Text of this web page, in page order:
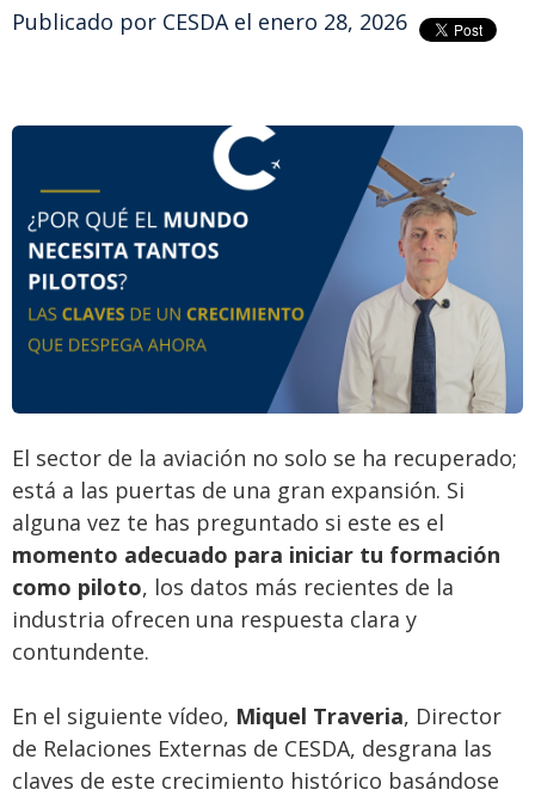
Publicado por CESDAel enero 28, 2026
El sector de la aviación no solo se ha recuperado;
está a las puertas de una gran expansión. Si
alguna vez te has preguntado si este es el
momento adecuado para iniciar tu formación
como piloto, los datos más recientes de la
industria ofrecen una respuesta clara y
contundente.
En el siguiente vídeo, Miquel Traveria, Director
de Relaciones Externas de CESDA, desgrana las
claves de este crecimiento histórico basándose